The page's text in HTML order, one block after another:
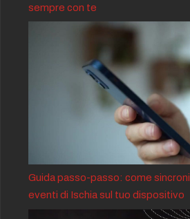
sempre con te
Guida passo-passo: come
eventi di Ischia sul tuo dispositivo